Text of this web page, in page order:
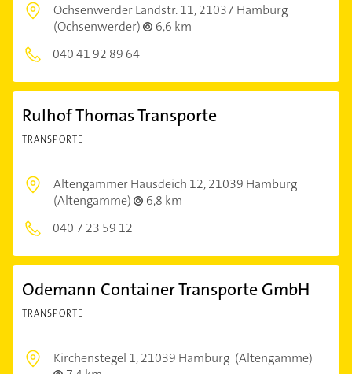
Ochsenwerder Landstr. 11,21037 Hamburg
(Ochsenwerder)
6,6 km
040 41 92 89 64
Rulhof Thomas Transporte
TRANSPORTE
Altengammer Hausdeich 12,21039 Hamburg
(Altengamme)
6,8 km
040 7 23 59 12
Odemann Container Transporte GmbH
TRANSPORTE
Kirchenstegel 1,21039 Hamburg (Altengamme)